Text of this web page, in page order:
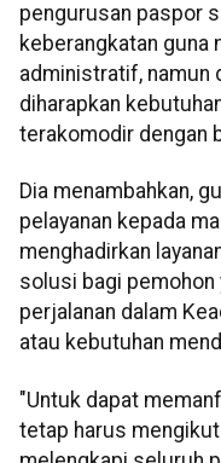
pengurusan paspor
keberangkatan guna
administratif, namun
diharapkan
terakomodir dengan
Dia menambahkan,
pelayanan kepada
menghadirkan
solusi bagi
perjalanan dalam
atau kebutuhan
"Untuk dapat
tetap harus